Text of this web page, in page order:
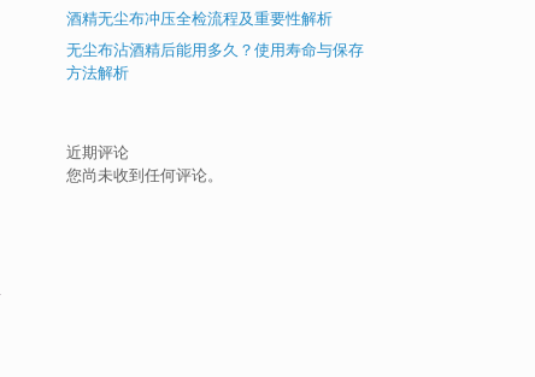
酒精无尘布冲压全检流程及重要性解析
无尘布沾酒精后能用多久？使用寿命与保存
方法解析
近期评论
您尚未收到任何评论。